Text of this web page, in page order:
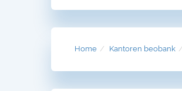
Home Kantoren beobank